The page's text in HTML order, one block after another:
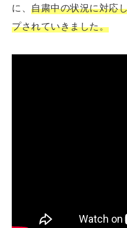
に、 自粛中の状況に対応
プされていきました。